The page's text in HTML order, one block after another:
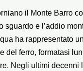
il Monte Barro
e l’addio
ha
del ferro, formatasi
Negli ultimi